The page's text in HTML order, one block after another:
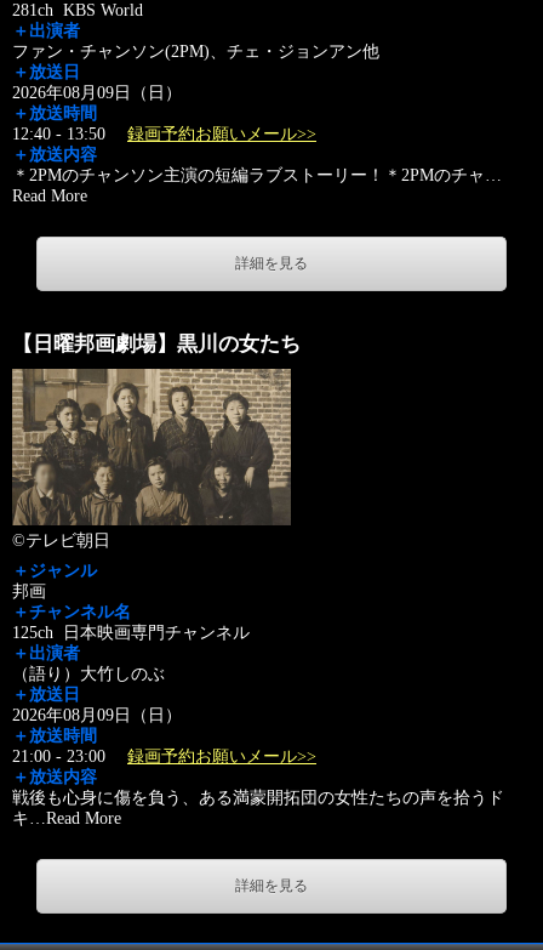
281ch KBS World
＋出演者
ファン・チャンソン(2PM)、チェ・ジョンアン他
＋放送日
2026年08月09日（日）
＋放送時間
12:40 - 13:50 録画予約お願いメール>>
＋放送内容
＊2PMのチャンソン主演の短編ラブストーリー！＊2PMのチャ …
Read More
詳細を見る
【日曜邦画劇場】黒川の女たち
©テレビ朝日
＋ジャンル
邦画
＋チャンネル名
125ch 日本映画専門チャンネル
＋出演者
（語り）大竹しのぶ
＋放送日
2026年08月09日（日）
＋放送時間
21:00 - 23:00 録画予約お願いメール>>
＋放送内容
戦後も心身に傷を負う、ある満蒙開拓団の女性たちの声を拾うド
キ…Read More
詳細を見る